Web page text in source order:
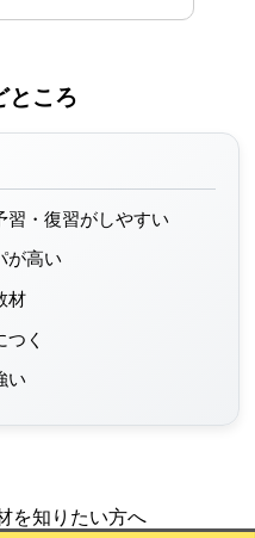
ところ
習・復習がしやすい
が高い
材
く
い
を知りたい方へ